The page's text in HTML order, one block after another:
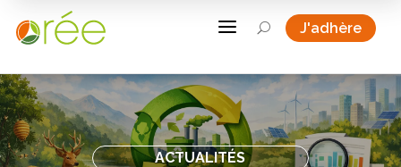
a U J'adhère
ACTUALITÉS